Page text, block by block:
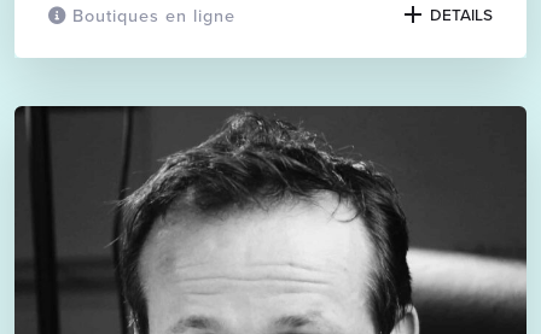
Boutiques en ligne DETAILS